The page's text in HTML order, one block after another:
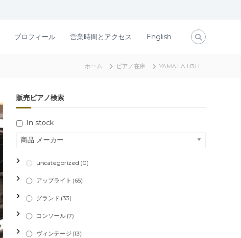
プロフィール 営業時間とアクセス English
ホーム ピアノ在庫 YAMAHA U3H
販売ピアノ検索
In stock
商品 メーカー
uncategorized (0)
アップライト (65)
グランド (33)
コンソール (7)
ヴィンテージ (13)